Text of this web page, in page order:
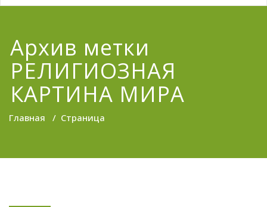
Архив метки
РЕЛИГИОЗНАЯ
КАРТИНА МИРА
Главная / Страница